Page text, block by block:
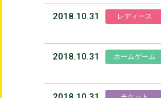
2018.10.31 レディース
2018.10.31 ホームゲーム